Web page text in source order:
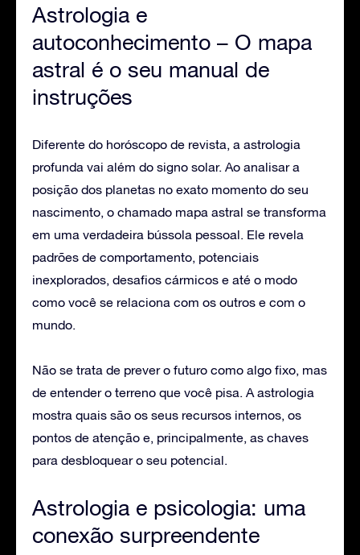
Astrologia e
autoconhecimento – O mapa
astral é o seu manual de
instruções
Diferente do horóscopo de revista, a astrologia
profunda vai além do signo solar. Ao analisar a
posição dos planetas no exato momento do seu
nascimento, o chamado mapa astral se transforma
em uma verdadeira bússola pessoal. Ele revela
padrões de comportamento, potenciais
inexplorados, desafios cármicos e até o modo
como você se relaciona com os outros e com o
mundo.
Não se trata de prever o futuro como algo fixo, mas
de entender o terreno que você pisa. A astrologia
mostra quais são os seus recursos internos, os
pontos de atenção e, principalmente, as chaves
para desbloquear o seu potencial.
Astrologia e psicologia: uma
conexão surpreendente